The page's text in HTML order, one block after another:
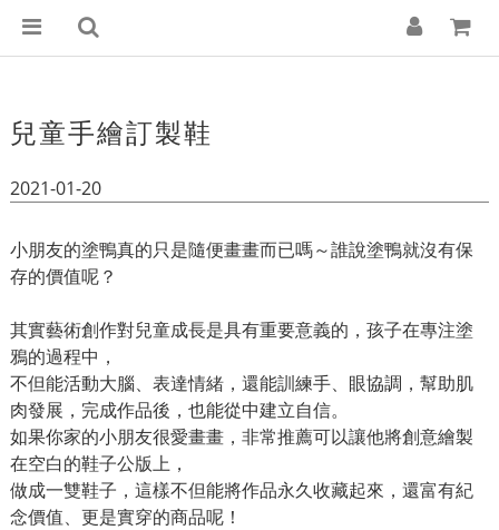
兒童手繪訂製鞋
2021-01-20
小朋友的塗鴨真的只是隨便畫畫而已嗎～誰說塗鴨就沒有保
存的價值呢？
其實藝術創作對兒童成長是具有重要意義的，孩子在專注塗
鴉的過程中，
不但能活動大腦、表達情緒，還能訓練手、眼協調，幫助肌
肉發展，完成作品後，也能從中建立自信。
如果你家的小朋友很愛畫畫，非常推薦可以讓他將創意繪製
在空白的鞋子公版上，
做成一雙鞋子，這樣不但能將作品永久收藏起來，還富有紀
念價值、更是實穿的商品呢！